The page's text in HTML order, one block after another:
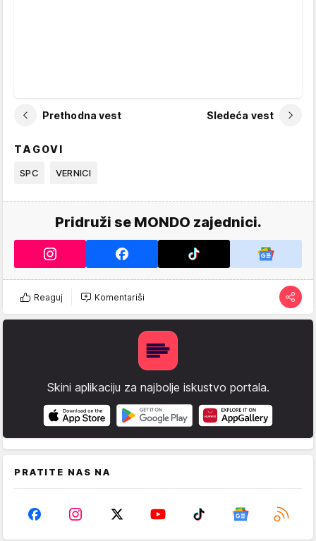
Prethodna vest Sledeća vest
TAGOVI
SPC VERNICI
Pridruži se MONDO zajednici.
Reaguj Komentariši
Skini aplikaciju za najbolje iskustvo portala.
PRATITE NAS NA